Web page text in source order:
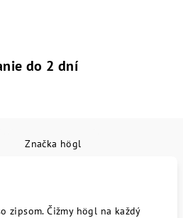
do 2 dní
Značka högl
zipsom. Čižmy högl na každý